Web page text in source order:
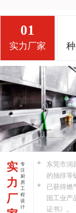
01
实力厂家
实
力
厂
专
注
厨
房
工
程
设
计
东莞市润
的抽排等
已获得燃
国工业产
证书》。